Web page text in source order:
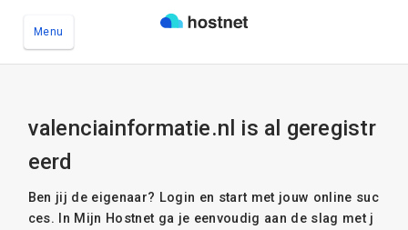
Menu
valenciainformatie.nl is al geregistr
eerd
Ben jij de eigenaar? Login en start met jouw online suc
ces. In Mijn Hostnet ga je eenvoudig aan de slag met j